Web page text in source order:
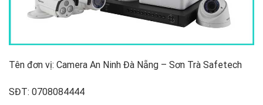
Tên đơn vị: Camera An Ninh Đà Nẵng – Sơn Trà Safetech
SĐT: 0708084444